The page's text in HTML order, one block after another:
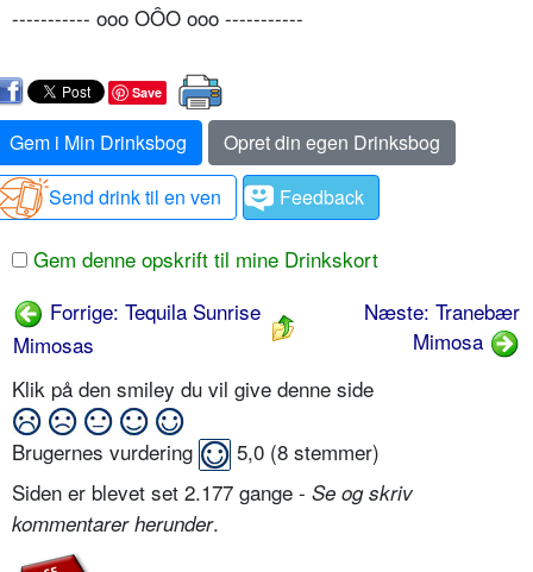
----------- ooo OÔO ooo -----------
Save
Gem i Min Drinksbog
Opret din egen Drinksbog
Send drink til en ven
Feedback
Gem denne opskrift til mine Drinkskort
Forrige: Tequila Sunrise
Mimosas
Næste: Tranebær
Mimosa
Klik på den smiley du vil give denne side
Brugernes vurdering 5,0 (8 stemmer)
Siden er blevet set 2.177 gange - Se og skriv
kommentarer herunder.